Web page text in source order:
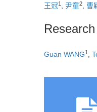
王冠1 , 尹童2, 曹
Guan WANG1